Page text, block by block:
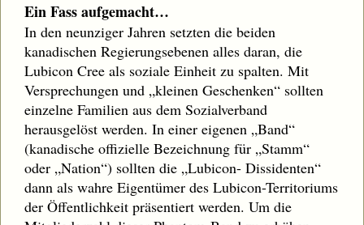
Ein Fass aufgemacht…
In den neunziger Jahren setzten die beiden
kanadischen Regierungsebenen alles daran, die
Lubicon Cree als soziale Einheit zu spalten. Mit
Versprechungen und „kleinen Geschenken“ sollten
einzelne Familien aus dem Sozialverband
herausgelöst werden. In einer eigenen „Band“
(kanadische offizielle Bezeichnung für „Stamm“
oder „Nation“) sollten die „Lubicon- Dissidenten“
dann als wahre Eigentümer des Lubicon-Territoriums
der Öffentlichkeit präsentiert werden. Um die